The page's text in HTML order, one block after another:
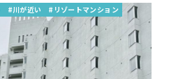
#川が近い #リゾートマンション